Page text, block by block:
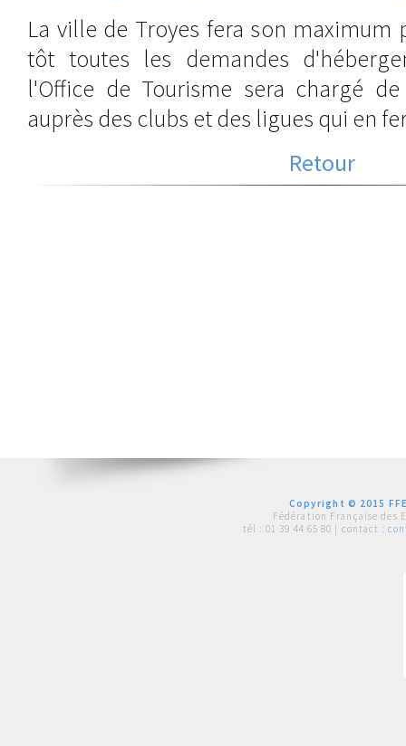
La ville de Troyes fera son maximum
tôt toutes les demandes
l'Office de Tourisme sera chargé
auprès des clubs et des ligues qui en
Retour
Copyright © 2015
Fédération Française des
tél : 01 39 44 65 80 | contact :